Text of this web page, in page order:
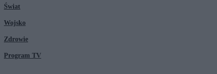
Świat
Wojsko
Zdrowie
Program TV